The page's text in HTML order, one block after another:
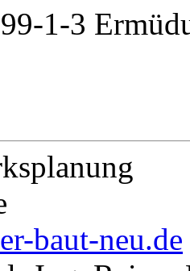
1-3
baut-neu.de